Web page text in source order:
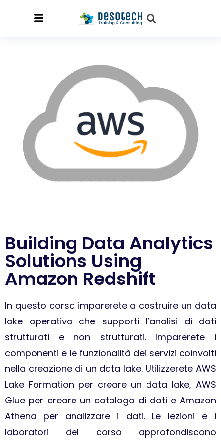
Building Data Analytics
Solutions Using
Amazon Redshift
In questo corso imparerete a costruire un data
lake operativo che supporti l’analisi di dati
strutturati e non strutturati. Imparerete i
componenti e le funzionalità dei servizi coinvolti
nella creazione di un data lake. Utilizzerete AWS
Lake Formation per creare un data lake, AWS
Glue per creare un catalogo di dati e Amazon
Athena per analizzare i dati. Le lezioni e i
laboratori del corso approfondiscono